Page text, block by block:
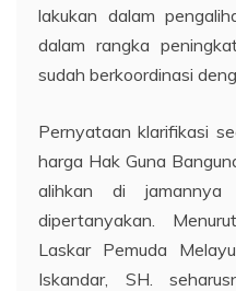
lakukan dalam
dalam rangka
sudah berkoordinasi
Pernyataan klarifikasi
harga Hak Guna
alihkan di jamannya
dipertanyakan.
Laskar Pemuda
Iskandar, SH.